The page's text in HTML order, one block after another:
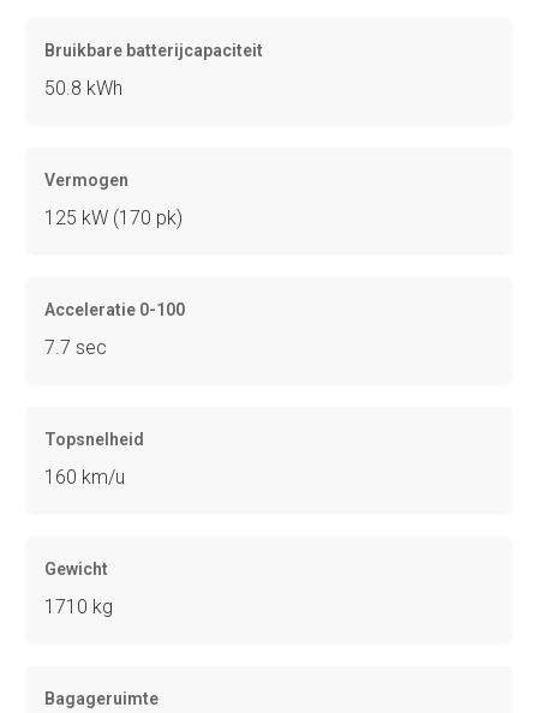
Bruikbare batterijcapaciteit
50.8 kWh
Vermogen
125 kW (170 pk)
Acceleratie 0-100
7.7 sec
Topsnelheid
160 km/u
Gewicht
1710 kg
Bagageruimte